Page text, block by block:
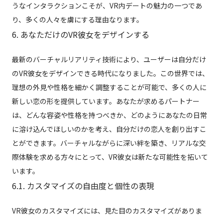
うなインタラクションこそが、VR内デートの魅力の一つであ
り、多くの人々を虜にする理由なります。
6. あなただけのVR彼女をデザインする
最新のバーチャルリアリティ技術により、ユーザーは自分だけ
のVR彼女をデザインできる時代になりました。この世界では、
理想の外見や性格を細かく調整することが可能で、多くの人に
新しい恋の形を提供しています。あなたが求めるパートナー
は、どんな容姿や性格を持つべきか、どのようにあなたの日常
に溶け込んでほしいのかを考え、自分だけの恋人を創り出すこ
とができます。バーチャルながらに深い絆を築き、リアルな交
際体験を求める方々にとって、VR彼女は新たな可能性を拓いて
います。
6.1. カスタマイズの自由度と個性の表現
VR彼女のカスタマイズには、見た目のカスタマイズがありま